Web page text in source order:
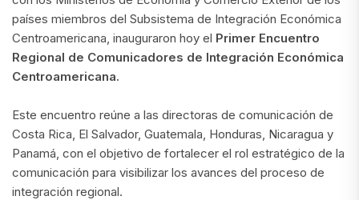
países miembros del Subsistema de Integración Económica
Centroamericana, inauguraron hoy el Primer Encuentro
Regional de Comunicadores de Integración Económica
Centroamericana.
Este encuentro reúne a las directoras de comunicación de
Costa Rica, El Salvador, Guatemala, Honduras, Nicaragua y
Panamá, con el objetivo de fortalecer el rol estratégico de la
comunicación para visibilizar los avances del proceso de
integración regional.